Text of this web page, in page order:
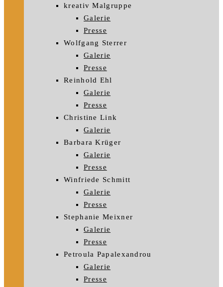
kreativ Malgruppe
Galerie
Presse
Wolfgang Sterrer
Galerie
Presse
Reinhold Ehl
Galerie
Presse
Christine Link
Galerie
Barbara Krüger
Galerie
Presse
Winfriede Schmitt
Galerie
Presse
Stephanie Meixner
Galerie
Presse
Petroula Papalexandrou
Galerie
Presse